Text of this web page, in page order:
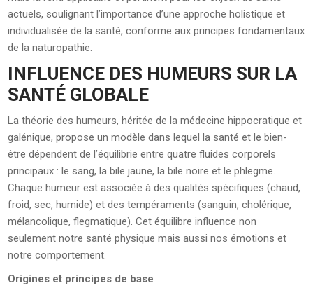
actuels, soulignant l’importance d’une approche holistique et
individualisée de la santé, conforme aux principes fondamentaux
de la naturopathie.
INFLUENCE DES HUMEURS SUR LA
SANTÉ GLOBALE
La théorie des humeurs, héritée de la médecine hippocratique et
galénique, propose un modèle dans lequel la santé et le bien-
être dépendent de l’équilibrie entre quatre fluides corporels
principaux : le sang, la bile jaune, la bile noire et le phlegme.
Chaque humeur est associée à des qualités spécifiques (chaud,
froid, sec, humide) et des tempéraments (sanguin, cholérique,
mélancolique, flegmatique). Cet équilibre influence non
seulement notre santé physique mais aussi nos émotions et
notre comportement.
Origines et principes de base